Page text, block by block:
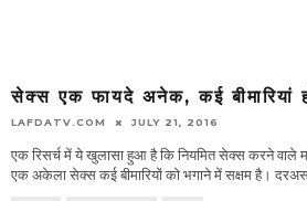
सेक्स एक फायदे अनेक, कई बीमारियां
LAFDATV.COM JULY 21, 2016
एक रिसर्च में ये खुलासा हुआ है कि नियमित सेक्स करने वाले
एक अकेला सेक्स कई बीमारियों को भगाने में सक्षम है।